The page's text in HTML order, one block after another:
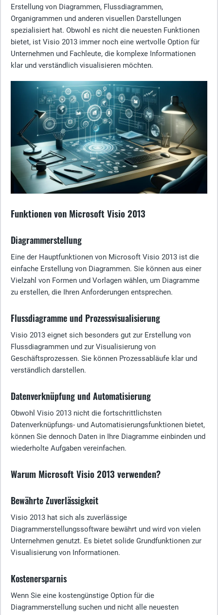
Erstellung von Diagrammen, Flussdiagrammen,
Organigrammen und anderen visuellen Darstellungen
spezialisiert hat. Obwohl es nicht die neuesten Funktionen
bietet, ist Visio 2013 immer noch eine wertvolle Option für
Unternehmen und Fachleute, die komplexe Informationen
klar und verständlich visualisieren möchten.
Funktionen von Microsoft Visio 2013
Diagrammerstellung
Eine der Hauptfunktionen von Microsoft Visio 2013 ist die
einfache Erstellung von Diagrammen. Sie können aus einer
Vielzahl von Formen und Vorlagen wählen, um Diagramme
zu erstellen, die Ihren Anforderungen entsprechen.
Flussdiagramme und Prozessvisualisierung
Visio 2013 eignet sich besonders gut zur Erstellung von
Flussdiagrammen und zur Visualisierung von
Geschäftsprozessen. Sie können Prozessabläufe klar und
verständlich darstellen.
Datenverknüpfung und Automatisierung
Obwohl Visio 2013 nicht die fortschrittlichsten
Datenverknüpfungs- und Automatisierungsfunktionen bietet,
können Sie dennoch Daten in Ihre Diagramme einbinden und
wiederholte Aufgaben vereinfachen.
Warum Microsoft Visio 2013 verwenden?
Bewährte Zuverlässigkeit
Visio 2013 hat sich als zuverlässige
Diagrammerstellungssoftware bewährt und wird von vielen
Unternehmen genutzt. Es bietet solide Grundfunktionen zur
Visualisierung von Informationen.
Kostenersparnis
Wenn Sie eine kostengünstige Option für die
Diagrammerstellung suchen und nicht alle neuesten